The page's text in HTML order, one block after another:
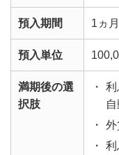
預入期間 1ヵ
預入単位
満期後の選
択肢
・
利
・
外
・
利